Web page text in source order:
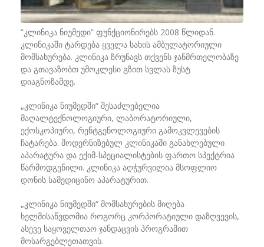
“კლინიკა ნიუმედი” ფუნქციონირებს 2008 წლიდან.
კლინიკაში ტარდება ყველა სახის ამბულატორიული
მომსახურება. კლინიკა ზრუნავს თქვენს ჯანმრთელობაზე
და გთავაზობთ უმოკლესი გზით სვლას ზუსტ
დიაგნოზამდე.
„კლინიკა ნიუმედში“ შესაძლებელია
მაღალტექნოლოგიური, ლაბორატორიული,
ექოსკოპიური, რენტგენოლოგიური გამოკვლევების
ჩატარება. მოდერნიზებულ კლინიკაში განახლებული
აპარატურა და ექიმ-სპეციალისტების ფართო სპექტრია
წარმოდგენილი. კლინიკა აღჭურვილია მსოფლიო
დონის სამედიცინო აპარატურით.
„კლინიკა ნიუმედში“ მომსახურების მიღება
ხელმისაწვდომია როგორც კორპორატიული დაზღვევის,
ასევე საყოველთაო ჯანდაცვის პროგრამით
მოსარგებლეთათვის.